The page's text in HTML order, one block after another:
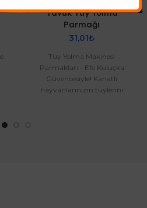
Tavuk Tüy Yolma
Parmağı
31,01₺
Tüy Yolma Makinesi
Parmakları - Efe Kuluçka
Güvencesiyle! Kanatlı
hayvanlarınızın tüylerini